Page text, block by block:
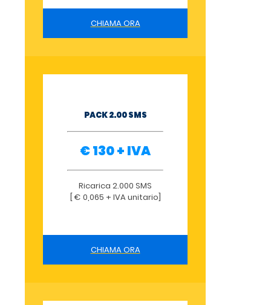
CHIAMA ORA
PACK 2.00 SMS
€ 130 + IVA
Ricarica 2.000 SMS
[ € 0,065 + IVA unitario]
CHIAMA ORA